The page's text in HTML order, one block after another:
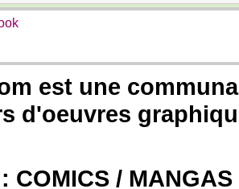
est une
d'oeuvres
: COMICS /